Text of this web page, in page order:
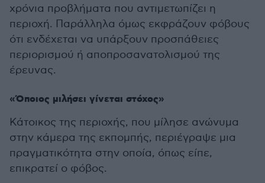
χρόνια προβλήματα που αντιμετωπίζει η
περιοχή. Παράλληλα όμως εκφράζουν φόβους
ότι ενδέχεται να υπάρξουν προσπάθειες
περιορισμού ή αποπροσανατολισμού της
έρευνας.
«Όποιος μιλήσει γίνεται στόχος»
Κάτοικος της περιοχής, που μίλησε ανώνυμα
στην κάμερα της εκπομπής, περιέγραψε μια
πραγματικότητα στην οποία, όπως είπε,
επικρατεί ο φόβος.